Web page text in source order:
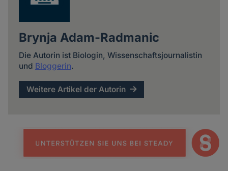
Brynja Adam-Radmanic
Die Autorin ist Biologin, Wissenschaftsjournalistin
und Bloggerin.
Weitere Artikel der Autorin